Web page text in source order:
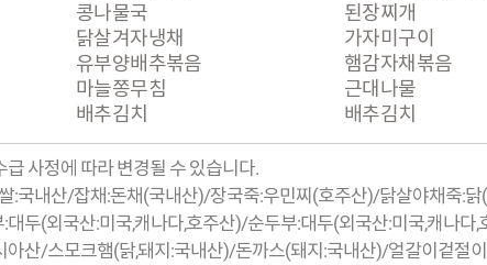
콩나물국
닭살겨자냉채
유부양배추볶음
마늘쫑무침
배추김치
된장찌개
가자미구이
햄감자채볶음
근대나물
배추김치
사정에 따라 변경될 수 있습니다.
:국내산/잡채:돈채(국내산)/장국죽:우민찌(호주산)/닭살야채죽:
두(외국산:미국,캐나다,호주산)/순두부:대두(외국산:미국,캐나
산/스모크햄(닭,돼지:국내산)/돈까스(돼지:국내산)/얼갈이겉절